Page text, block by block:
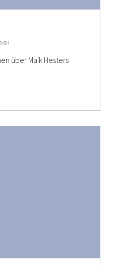
über Maik Hesters